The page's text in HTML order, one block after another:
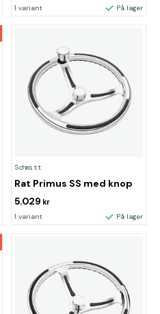
1 variant På lager
Schmitt
Rat Primus SS med knop
5.029 kr
1 variant På lager